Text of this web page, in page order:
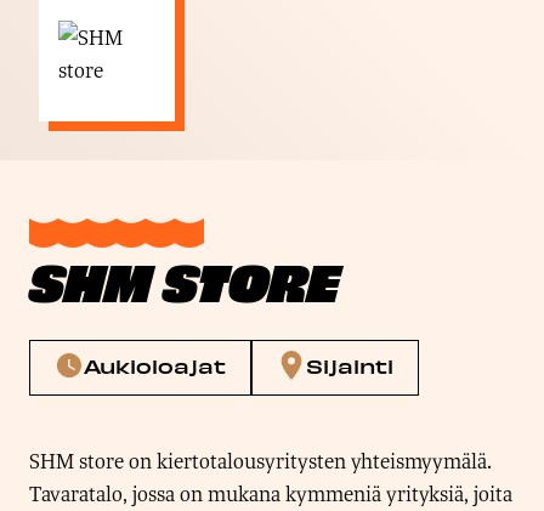
SHM STORE
Aukioloajat Sijainti
SHM store on kiertotalousyritysten yhteismyymälä.
Tavaratalo, jossa on mukana kymmeniä yrityksiä, joita